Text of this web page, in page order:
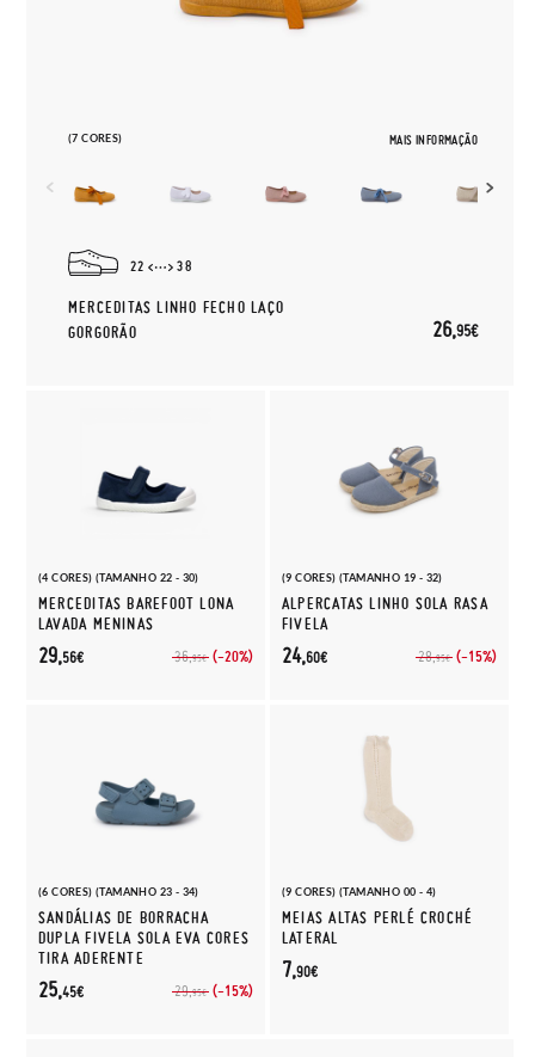
(7 CORES) MAIS INFORMAÇÃO
22 38
MERCEDITAS LINHO FECHO LAÇO
GORGORÃO
26,95€
(4 CORES) (TAMANHO 22 - 30)
MERCEDITAS BAREFOOT LONA
LAVADA MENINAS
36,95€ (-20%)
29,56€
(9 CORES) (TAMANHO 19 - 32)
ALPERCATAS LINHO SOLA RASA
FIVELA
28,95€ (-15%)
24,60€
(6 CORES) (TAMANHO 23 - 34)
SANDÁLIAS DE BORRACHA
DUPLA FIVELA SOLA EVA CORES
TIRA ADERENTE
29,95€ (-15%)
25,45€
(9 CORES) (TAMANHO 00 - 4)
MEIAS ALTAS PERLÉ CROCHÉ
LATERAL
7,90€